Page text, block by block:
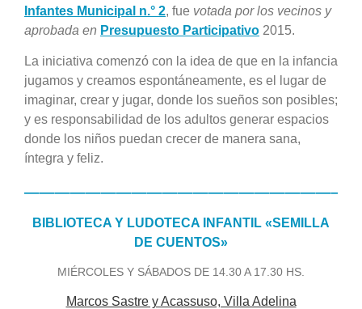
Infantes Municipal n.° 2, fue votada por los vecinos y
aprobada en Presupuesto Participativo2015.
La iniciativa comenzó con la idea de que en la infancia
jugamos y creamos espontáneamente, es el lugar de
imaginar, crear y jugar, donde los sueños son posibles;
y es responsabilidad de los adultos generar espacios
donde los niños puedan crecer de manera sana,
íntegra y feliz.
BIBLIOTECA Y LUDOTECA INFANTIL «SEMILLA
DE CUENTOS»
MIÉRCOLES Y SÁBADOS DE 14.30 A 17.30 HS.
Marcos Sastre y Acassuso, Villa Adelina